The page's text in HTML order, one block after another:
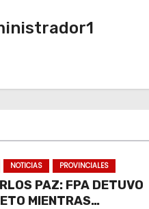
NOTICIAS PROVINCIALES
PAZ: FPA DETUVO
MIENTRAS